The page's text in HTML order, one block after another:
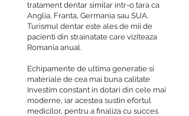
tratament dentar similar intr-o tara ca
Anglia, Franta, Germania sau SUA.
Turismul dentar este ales de mii de
pacienti din strainatate care viziteaza
Romania anual.
Echipamente de ultima generatie si
materiale de cea mai buna calitate
Investim constant in dotari din cele mai
moderne, iar acestea sustin efortul
medicilor, pentru a finaliza cu succes